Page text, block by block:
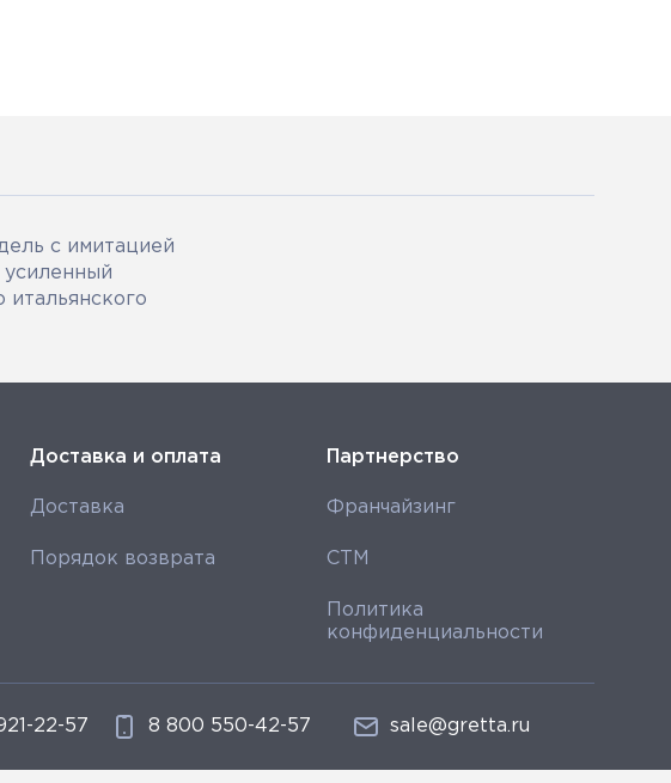
с имитацией
Доставка и оплата
Доставка
Порядок возврата
Партнерство
Франчайзинг
СТМ
Политика
конфиденциальности
22-57 8 800 550-42-57 sale@gretta.ru